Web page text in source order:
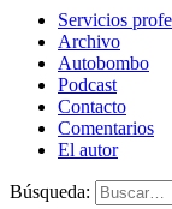
Servicios
Archivo
Autobombo
Podcast
Contacto
Comentarios
El autor
Búsqueda: